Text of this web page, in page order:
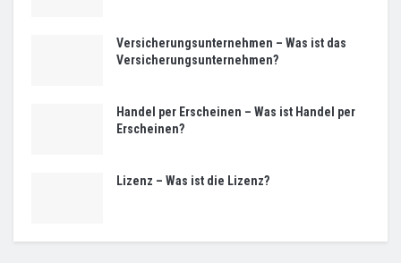
Versicherungsunternehmen – Was ist das
Versicherungsunternehmen?
Handel per Erscheinen – Was ist Handel per
Erscheinen?
Lizenz – Was ist die Lizenz?